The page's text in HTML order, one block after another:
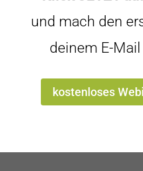
und mach den
deinem E-
kostenloses